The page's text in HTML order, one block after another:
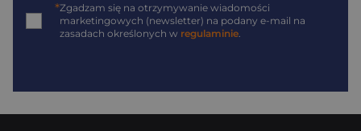
*Zgadzam się na otrzymywanie wiadomości
marketingowych (newsletter) na podany e-mail na
zasadach określonych w regulaminie.